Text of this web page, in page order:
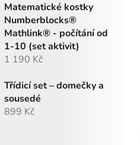
Matematické kostky
Numberblocks®
Mathlink® - počítání od
1-10 (set aktivit)
1 190 Kč
Třídicí set – domečky a
sousedé
899 Kč